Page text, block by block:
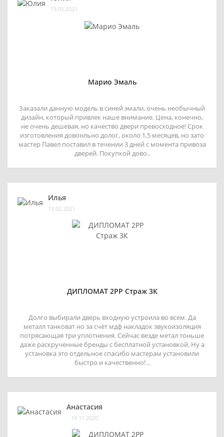
13.05.2021
Марио Эмаль
Заказали данную модель в синей эмали, очень необычный
дизайн, который привлек наше внимание. Цена, конечно,
не очень дешевая, но качество двери превосходное! Срок
изготовления довонльно долог, около 1,5 месяцев, но зато
мастер Павел поставил в течении 3 дней с момента привоза
дверей. Покупкой дово..
Илья
13.02.2021
ДИПЛОМАТ 2РР Страж 3К
Долго выбирали дверь входную устроила во всем. Да
металл танковат но за счёт мдф накладок звукоизоляция
потрясающая три уплотнения. Сейчас везде метал тоньше
даже раскрученные бренды с бесплатной установкой. Ну а
установка это отдельное спасибо мастерам установили
быстро и качественно! ..
Анастасия
19.11.2020